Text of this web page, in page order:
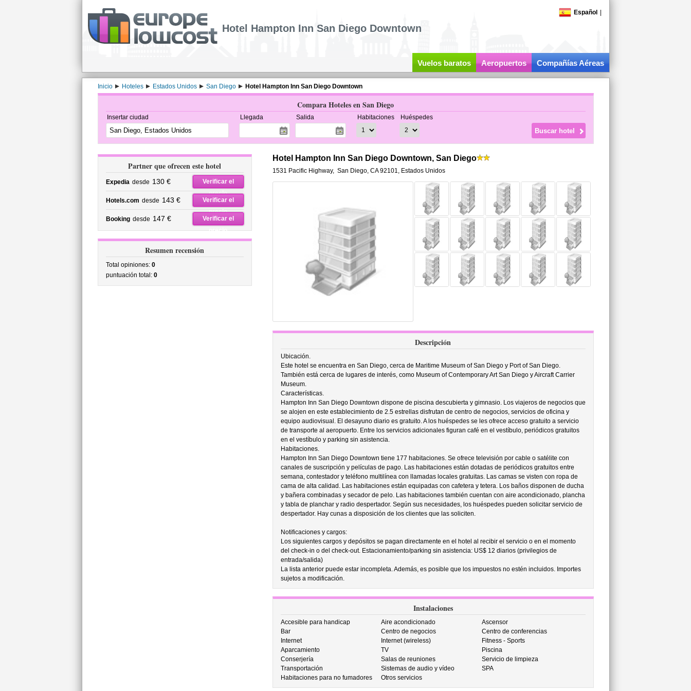
Español
Hotel Hampton Inn San Diego Downtown
Vuelos baratos Aeropuertos Compañías Aéreas
Inicio Hoteles Estados Unidos San Diego Hotel Hampton Inn San Diego Downtown
Compara Hoteles en San Diego
Insertar ciudad Llegada Salida Habitaciones Huéspedes
Partner que ofrecen este hotel
Expedia desde 130 €
Verificar el
precio
Hotels.com desde 143 €
Verificar el
precio
Booking desde 147 €
Verificar el
precio
Resumen recensión
Total opiniones: 0
puntuación total: 0
Hotel Hampton Inn San Diego Downtown, San Diego
1531 Pacific Highway, San Diego, CA 92101, Estados Unidos
Descripción
Ubicación.
Este hotel se encuentra en San Diego, cerca de Maritime Museum of San Diego y Port of San Diego.
También está cerca de lugares de interés, como Museum of Contemporary Art San Diego y Aircraft Carrier
Museum.
Características.
Hampton Inn San Diego Downtown dispone de piscina descubierta y gimnasio. Los viajeros de negocios que
se alojen en este establecimiento de 2.5 estrellas disfrutan de centro de negocios, servicios de oficina y
equipo audiovisual. El desayuno diario es gratuito. A los huéspedes se les ofrece acceso gratuito a servicio
de transporte al aeropuerto. Entre los servicios adicionales figuran café en el vestíbulo, periódicos gratuitos
en el vestíbulo y parking sin asistencia.
Habitaciones.
Hampton Inn San Diego Downtown tiene 177 habitaciones. Se ofrece televisión por cable o satélite con
canales de suscripción y películas de pago. Las habitaciones están dotadas de periódicos gratuitos entre
semana, contestador y teléfono multilínea con llamadas locales gratuitas. Las camas se visten con ropa de
cama de alta calidad. Las habitaciones están equipadas con cafetera y tetera. Los baños disponen de ducha
y bañera combinadas y secador de pelo. Las habitaciones también cuentan con aire acondicionado, plancha
y tabla de planchar y radio despertador. Según sus necesidades, los huéspedes pueden solicitar servicio de
despertador. Hay cunas a disposición de los clientes que las soliciten.
Notificaciones y cargos:
Los siguientes cargos y depósitos se pagan directamente en el hotel al recibir el servicio o en el momento
del check-in o del check-out. Estacionamiento/parking sin asistencia: US$ 12 diarios (privilegios de
entrada/salida)
La lista anterior puede estar incompleta. Además, es posible que los impuestos no estén incluidos. Importes
sujetos a modificación.
Instalaciones
Accesible para handicap Aire acondicionado
Ascensor
Bar
Centro de negocios
Centro de conferencias
Internet
Internet (wireless)
Fitness - Sports
Aparcamiento
TV
Piscina
Conserjería
Salas de reuniones
Servicio de limpieza
Transportación
Sistemas de audio y vídeo
SPA
Habitaciones para no fumadores
Otros servicios